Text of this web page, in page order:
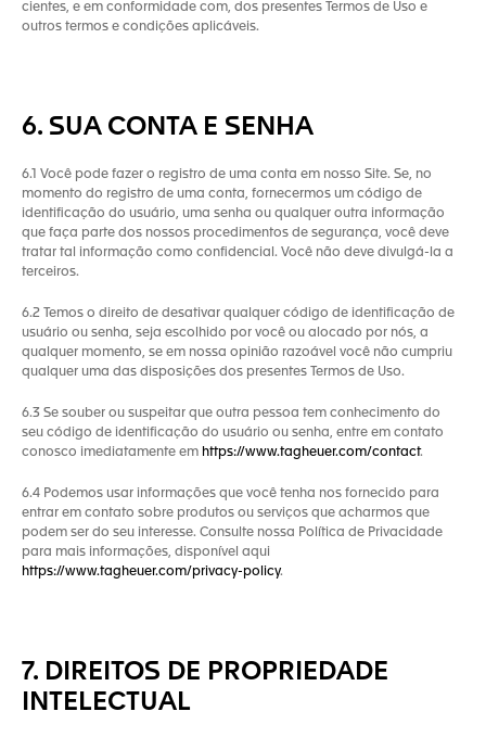
cientes, e em conformidade com, dos presentes Termos de Uso e
outros termos e condições aplicáveis.
6. SUA CONTA E SENHA
6.1 Você pode fazer o registro de uma conta em nosso Site. Se, no
momento do registro de uma conta, fornecermos um código de
identificação do usuário, uma senha ou qualquer outra informação
que faça parte dos nossos procedimentos de segurança, você deve
tratar tal informação como confidencial. Você não deve divulgá-la a
terceiros.
6.2 Temos o direito de desativar qualquer código de identificação de
usuário ou senha, seja escolhido por você ou alocado por nós, a
qualquer momento, se em nossa opinião razoável você não cumpriu
qualquer uma das disposições dos presentes Termos de Uso.
6.3 Se souber ou suspeitar que outra pessoa tem conhecimento do
seu código de identificação do usuário ou senha, entre em contato
conosco imediatamente em https://www.tagheuer.com/contact.
6.4 Podemos usar informações que você tenha nos fornecido para
entrar em contato sobre produtos ou serviços que acharmos que
podem ser do seu interesse. Consulte nossa Política de Privacidade
para mais informações, disponível aqui
https://www.tagheuer.com/privacy-policy.
7. DIREITOS DE PROPRIEDADE
INTELECTUAL